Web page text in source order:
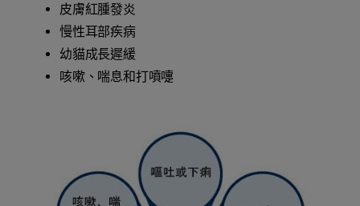
皮膚紅腫發炎
慢性耳部疾病
幼貓成長遲緩
咳嗽、喘息和打噴嚏